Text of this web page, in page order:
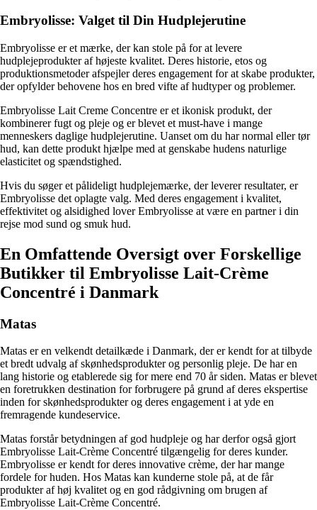
Embryolisse: Valget til Din Hudplejerutine
Embryolisse er et mærke, der kan stole på for at levere
hudplejeprodukter af højeste kvalitet. Deres historie, etos og
produktionsmetoder afspejler deres engagement for at skabe produkter,
der opfylder behovene hos en bred vifte af hudtyper og problemer.
Embryolisse Lait Creme Concentre er et ikonisk produkt, der
kombinerer fugt og pleje og er blevet et must-have i mange
menneskers daglige hudplejerutine. Uanset om du har normal eller tør
hud, kan dette produkt hjælpe med at genskabe hudens naturlige
elasticitet og spændstighed.
Hvis du søger et pålideligt hudplejemærke, der leverer resultater, er
Embryolisse det oplagte valg. Med deres engagement i kvalitet,
effektivitet og alsidighed lover Embryolisse at være en partner i din
rejse mod sund og smuk hud.
En Omfattende Oversigt over Forskellige
Butikker til Embryolisse Lait-Crème
Concentré i Danmark
Matas
Matas er en velkendt detailkæde i Danmark, der er kendt for at tilbyde
et bredt udvalg af skønhedsprodukter og personlig pleje. De har en
lang historie og etablerede sig for mere end 70 år siden. Matas er blevet
en foretrukken destination for forbrugere på grund af deres ekspertise
inden for skønhedsprodukter og deres engagement i at yde en
fremragende kundeservice.
Matas forstår betydningen af god hudpleje og har derfor også gjort
Embryolisse Lait-Crème Concentré tilgængelig for deres kunder.
Embryolisse er kendt for deres innovative crème, der har mange
fordele for huden. Hos Matas kan kunderne stole på, at de får
produkter af høj kvalitet og en god rådgivning om brugen af
Embryolisse Lait-Crème Concentré.